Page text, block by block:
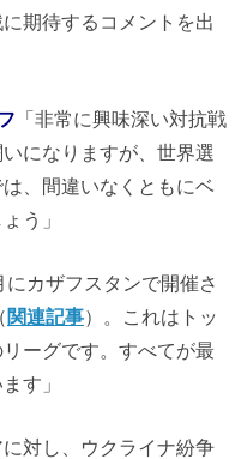
期待するコメントを出
「非常に興味深い対抗戦
になりますが、世界選
、間違いなくともにベ
う」
にカザフスタンで開催さ
関連記事）。これはトッ
ーグです。すべてが最
す」
対し、ウクライナ紛争